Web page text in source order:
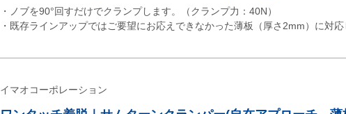
・ノブを90°回すだけでクランプします。（クランプ力：40N）
・既存ラインアップではご要望にお応えできなかった薄板（厚さ2mm）に対
イマオコーポレーション